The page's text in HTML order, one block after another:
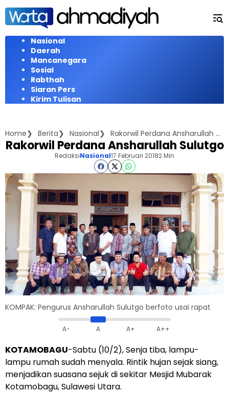
Langsung
konten
Nasional
Daerah
Mancanegara
Sosial
Rabthah
Siaran Pers
Kirim Tulisan
Home Berita Nasional Rakorwil Perdana Ansharullah Sulutgo
Rakorwil Perdana Ansharullah Sulutgo
RedaksiNasional17 Februari 20182 Min
KOMPAK: Pengurus Ansharullah Sulutgo berfoto usai rapat
A- A A+ A++
KOTAMOBAGU-Sabtu (10/2), Senja tiba, lampu-
lampu rumah sudah menyala. Rintik hujan sejak siang,
menjadikan suasana sejuk di sekitar Mesjid Mubarak
Kotamobagu, Sulawesi Utara.